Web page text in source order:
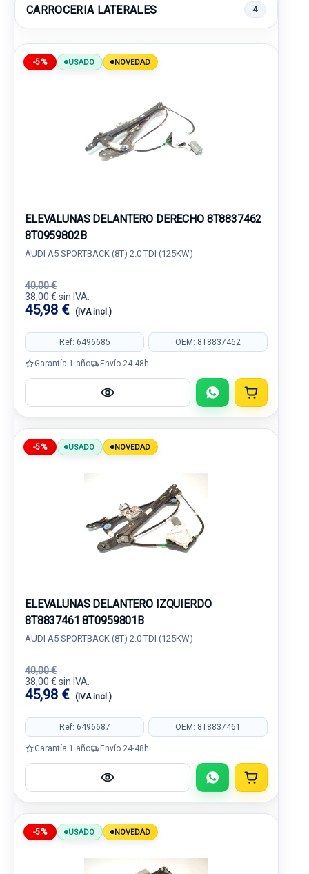
CARROCERIA LATERALES 4
-5% USADO NOVEDAD
ELEVALUNAS DELANTERO DERECHO 8T8837462
8T0959802B
AUDI A5 SPORTBACK (8T) 2.0 TDI (125KW)
40,00 €
38,00 € sin IVA.
45,98 € (IVA incl.)
Ref: 6496685 OEM: 8T8837462
Garantía 1 año Envío 24-48h
-5% USADO NOVEDAD
ELEVALUNAS DELANTERO IZQUIERDO
8T8837461 8T0959801B
AUDI A5 SPORTBACK (8T) 2.0 TDI (125KW)
40,00 €
38,00 € sin IVA.
45,98 € (IVA incl.)
Ref: 6496687 OEM: 8T8837461
Garantía 1 año Envío 24-48h
-5% USADO NOVEDAD